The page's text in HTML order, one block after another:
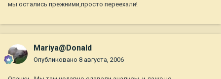
мы остались прежними,просто переехали!
Mariya@Donald
Опубликовано 8 августа, 2006